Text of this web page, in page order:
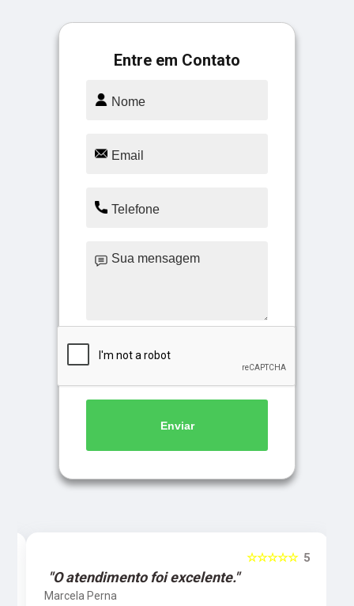
Entre em Contato
Enviar
5
☆☆☆☆☆
"O atendimento foi excelente."
Marcela Perna